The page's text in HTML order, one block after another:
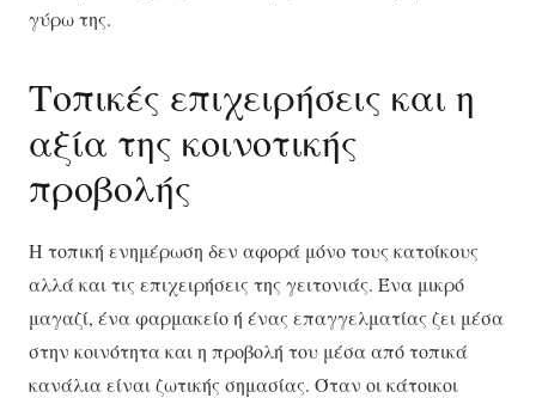
γύρω της.
Τοπικές επιχειρήσεις και η
αξία της κοινοτικής
προβολής
Η τοπική ενημέρωση δεν αφορά μόνο τους κατοίκους
αλλά και τις επιχειρήσεις της γειτονιάς. Ένα μικρό
μαγαζί, ένα φαρμακείο ή ένας επαγγελματίας ζει μέσα
στην κοινότητα και η προβολή του μέσα από τοπικά
κανάλια είναι ζωτικής σημασίας. Όταν οι κάτοικοι